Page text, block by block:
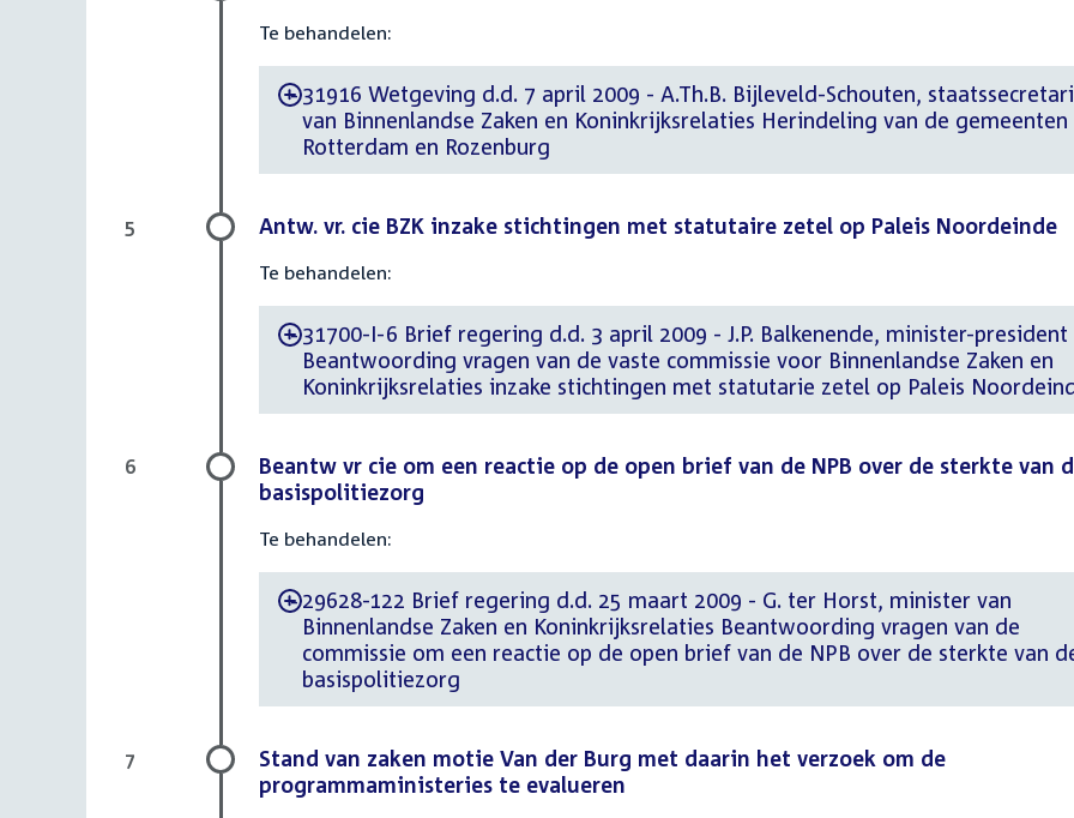
Te behandelen:
-31916 Wetgeving d.d. 7 april 2009 - A.Th.B. Bijleveld-Schouten,
van Binnenlandse Zaken en Koninkrijksrelaties Herindeling van de gemeenten
Rotterdam en Rozenburg
Antw. vr. cie BZK inzake stichtingen met statutaire zetel op Paleis Noordeinde
Te behandelen:
-31700-I-6 Brief regering d.d. 3 april 2009 - J.P. Balkenende, minister-president
Beantwoording vragen van de vaste commissie voor Binnenlandse Zaken en
Koninkrijksrelaties inzake stichtingen met statutarie zetel op Paleis
5
Beantw vr cie om een reactie op de open brief van de NPB over de sterkte van
basispolitiezorg
Te behandelen:
-29628-122 Brief regering d.d. 25 maart 2009 - G. ter Horst, minister van
Binnenlandse Zaken en Koninkrijksrelaties Beantwoording vragen van de
commissie om een reactie op de open brief van de NPB over de sterkte van
basispolitiezorg
6
Stand van zaken motie Van der Burg met daarin het verzoek om de
programmaministeries te evalueren
7